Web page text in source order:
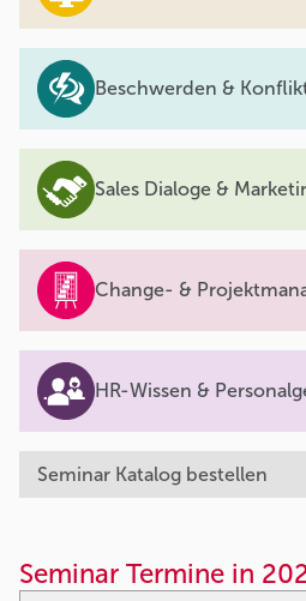
Beschwerden &
Sales Dialoge &
Change- &
HR-Wissen &
Seminar Katalog bestellen
Seminar Termine in